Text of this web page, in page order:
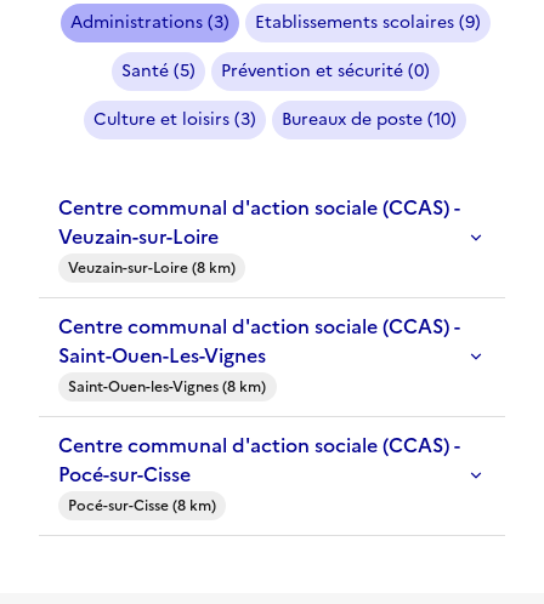
Administrations (3)
Etablissements scolaires (9)
Santé (5)
Prévention et sécurité (0)
Culture et loisirs (3)
Bureaux de poste (10)
Centre communal d'action sociale (CCAS) -
Veuzain-sur-Loire
Veuzain-sur-Loire (8 km)
Centre communal d'action sociale (CCAS) -
Saint-Ouen-Les-Vignes
Saint-Ouen-les-Vignes (8 km)
Centre communal d'action sociale (CCAS) -
Pocé-sur-Cisse
Pocé-sur-Cisse (8 km)